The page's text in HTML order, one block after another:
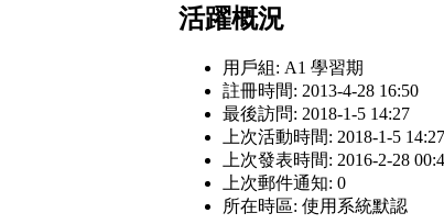
活躍概況
用戶組: A1 學習期
註冊時間: 2013-4-28 16:50
最後訪問: 2018-1-5 14:27
上次活動時間: 2018-1-5 14:27
上次發表時間: 2016-2-28
上次郵件通知: 0
所在時區: 使用系統默認